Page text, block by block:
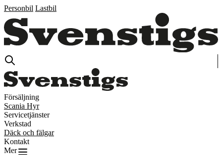
Personbil Lastbil
Försäljning
Scania Hyr
Servicetjänster
Verkstad
Däck och fälgar
Kontakt
Mer